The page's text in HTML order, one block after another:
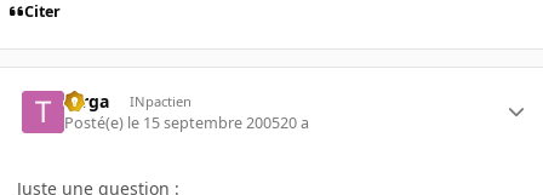
Citer
targa INpactien
Posté(e) le 15 septembre 200520 a
Juste une question :